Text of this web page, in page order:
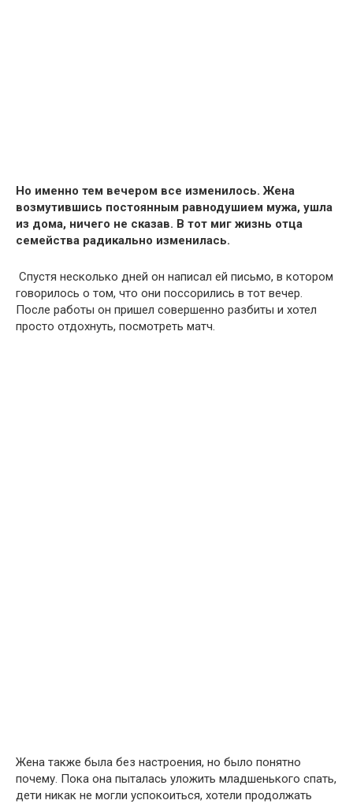
Но именно тем вечером все изменилось. Жена
возмутившись постоянным равнодушием мужа, ушла
из дома, ничего не сказав. В тот миг жизнь отца
семейства радикально изменилась.
Спустя несколько дней он написал ей письмо, в котором
говорилось о том, что они поссорились в тот вечер.
После работы он пришел совершенно разбиты и хотел
просто отдохнуть, посмотреть матч.
Жена также была без настроения, но было понятно
почему. Пока она пыталась уложить младшенького спать,
дети никак не могли успокоиться, хотели продолжать